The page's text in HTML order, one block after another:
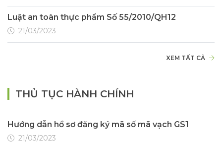
Luật an toàn thực phẩm Số 55/2010/QH12
21/03/2023
XEM TẤT CẢ
THỦ TỤC HÀNH CHÍNH
Hướng dẫn hồ sơ đăng ký mã số mã vạch GS1
21/03/2023